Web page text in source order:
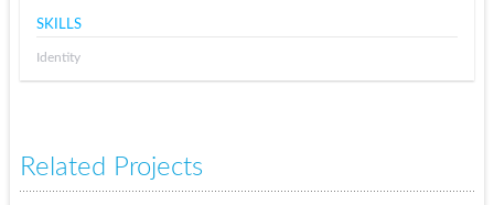
SKILLS
Identity
Related Projects